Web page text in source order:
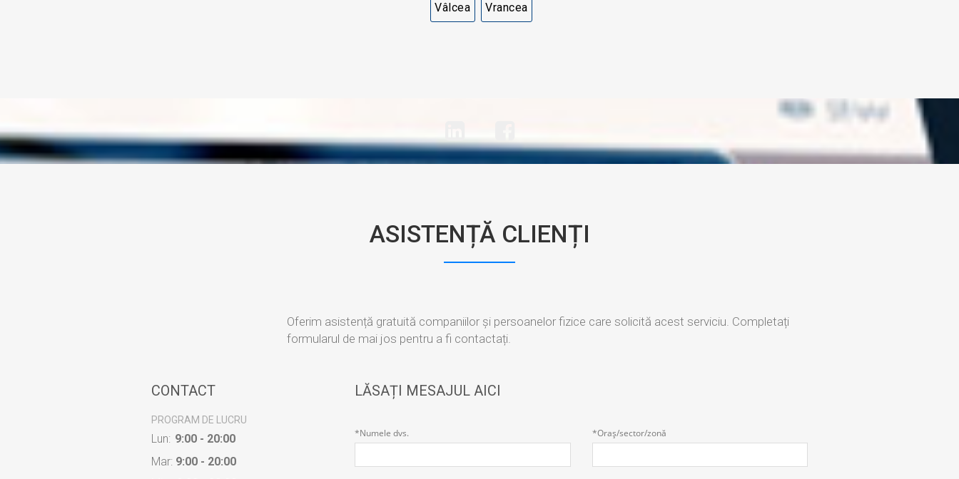
Vâlcea Vrancea
ASISTENȚĂ CLIENȚI
Oferim asistență gratuită companiilor și persoanelor fizice care solicită acest serviciu. Completați
formularul de mai jos pentru a fi contactați.
CONTACT
PROGRAM DE LUCRU
Lun: 9:00 - 20:00
Mar: 9:00 - 20:00
LĂSAȚI MESAJUL AICI
*Numele dvs. *Oraș/sector/zonă